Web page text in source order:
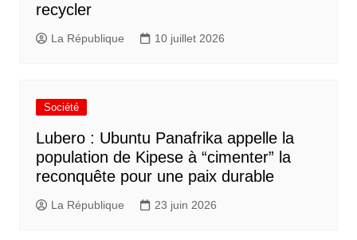
recycler
La République 10 juillet 2026
Société
Lubero : Ubuntu Panafrika appelle la
population de Kipese à “cimenter” la
reconquête pour une paix durable
La République 23 juin 2026